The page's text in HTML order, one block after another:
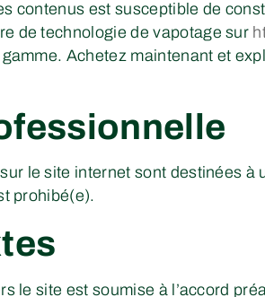
contenus est susceptible de
de technologie de vapotage sur
Achetez maintenant et
le site internet sont destinées
prohibé(e).
le site est soumise à l’accord